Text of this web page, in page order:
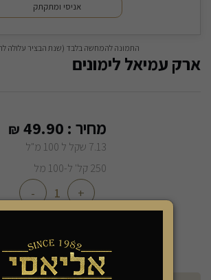
אניסי ומתקתק
התמונה להמחשה בלבד (שנת הבציר עלולה
ארק עמיאל לימונים
מחיר : 49.90
₪
7.13 שקל ל 100 מ"ל
250 קל' ל-100 מל
+
-